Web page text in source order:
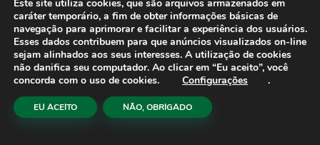
“Valdomiro Shigueru Miyada”,…
COMUNICADO DESTAQUE NOTÍCIAS
Este site utiliza cookies, que são arquivos armazenados em
caráter temporário, a fim de obter informações básicas de
navegação para aprimorar e facilitar a experiência dos usuários.
Esses dados contribuem para que anúncios visualizados on-line
sejam alinhados aos seus interesses. A utilização de cookies
não danifica seu computador. Ao clicar em “Eu aceito”, você
concorda com o uso de cookies.
Configurações .
EU ACEITO NÃO, OBRIGADO